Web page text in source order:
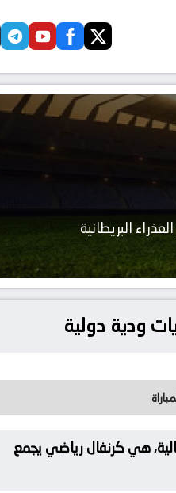
twitter
facebook
البريطانية
ودية دولية
هي كرنفال رياضي يجمع